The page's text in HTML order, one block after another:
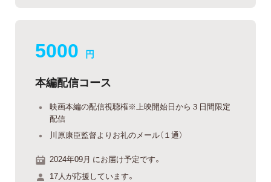
5000 円
本編配信コース
映画本編の配信視聴権※上映開始日から３日間限定
配信
川原康臣監督よりお礼のメール（１通）
2024年09月 にお届け予定です。
17人が応援しています。